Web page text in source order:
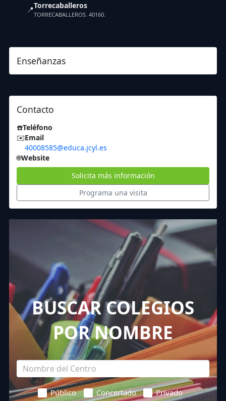
📍Torrecaballeros
TORRECABALLEROS. 40160.
Enseñanzas
Contacto
☎️Teléfono
✉️Email
40008585@educa.jcyl.es
🌐Website
Solicita más información
Programa una visita
BUSCAR COLEGIOS
POR NOMBRE
Público Concertado
Privado